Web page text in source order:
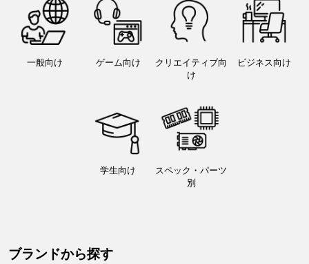
一般向け ゲーム向け
クリエイティブ向
け
ビジネス向け
学生向け
スペック・パーツ
別
ブランドから探す